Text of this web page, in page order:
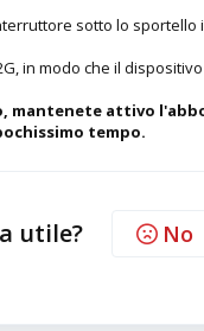
sotto lo sportello
in modo che il
attivo
tempo.
utile? No